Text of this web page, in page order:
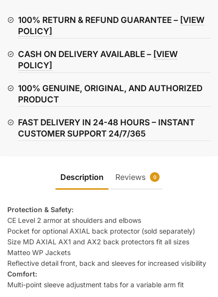
Black
[Blemished
Good]
quantity
100% RETURN & REFUND GUARANTEE – [VIEW
POLICY]
CASH ON DELIVERY AVAILABLE – [VIEW
POLICY]
100% GENUINE, ORIGINAL, AND AUTHORIZED
PRODUCT
FAST DELIVERY IN 24-48 HOURS – INSTANT
CUSTOMER SUPPORT 24/7/365
Description Reviews 0
Protection & Safety:
CE Level 2 armor at shoulders and elbows
Pocket for optional AXIAL back protector (sold separately)
Size MD AXIAL AX1 and AX2 back protectors fit all sizes
Matteo WP Jackets
Reflective detail front, back and sleeves for increased visibility
Comfort:
Multi-point sleeve adjustment tabs for a variable arm fit